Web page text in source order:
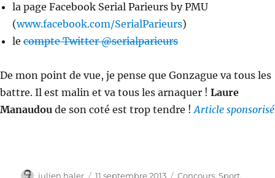
la page Facebook Serial Parieurs by PMU
(www.facebook.com/SerialParieurs)
le compte Twitter @serialparieurs
De mon point de vue, je pense que Gonzague va tous les
battre. Il est malin et va tous les arnaquer ! Laure
Manaudou de son coté est trop tendre !Article sponsorisé
Auteur
julien haler
Publié
11 septembre 2013 Catégories
Concours,Sport,